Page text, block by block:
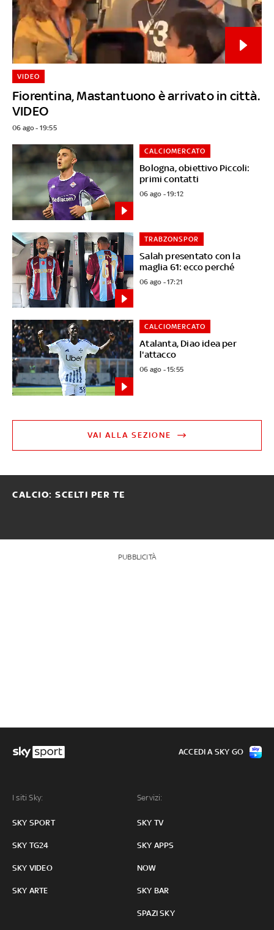
Fiorentina, Mastantuono è arrivato in città.
VIDEO
VIDEO
06 ago - 19:55
Bologna, obiettivo Piccoli:
primi contatti
CALCIOMERCATO
06 ago - 19:12
Salah presentato con la
maglia 61: ecco perché
TRABZONSPOR
06 ago - 17:21
Atalanta, Diao idea per
l'attacco
CALCIOMERCATO
06 ago - 15:55
VAI ALLA SEZIONE
CALCIO: SCELTI PER TE
PUBBLICITÀ
I siti Sky:
SKY SPORT
SKY TG24
SKY VIDEO
SKY ARTE
Servizi:
SKY TV
SKY APPS
NOW
SKY BAR
SPAZI SKY
ACCEDI A SKY GO